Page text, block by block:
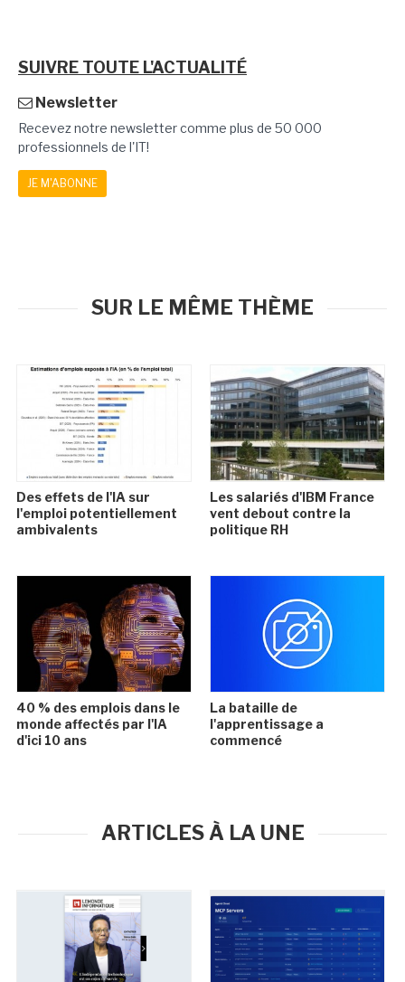
SUIVRE TOUTE L'ACTUALITÉ
Newsletter
Recevez notre newsletter comme plus de 50 000
professionnels de l'IT!
JE M'ABONNE
SUR LE MÊME THÈME
Des effets de l'IA sur
l'emploi potentiellement
ambivalents
Les salariés d'IBM France
vent debout contre la
politique RH
40 % des emplois dans le
monde affectés par l'IA
d'ici 10 ans
La bataille de
l'apprentissage a
commencé
ARTICLES À LA UNE